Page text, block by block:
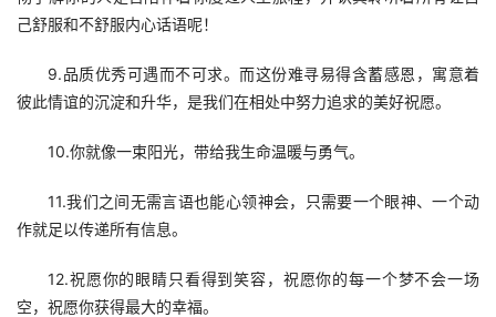
己舒服和不舒服内心话语呢！
9.品质优秀可遇而不可求。而这份难寻易得含蓄感恩，寓意着
彼此情谊的沉淀和升华，是我们在相处中努力追求的美好祝愿。
10.你就像一束阳光，带给我生命温暖与勇气。
11.我们之间无需言语也能心领神会，只需要一个眼神、一个动
作就足以传递所有信息。
12.祝愿你的眼睛只看得到笑容，祝愿你的每一个梦不会一场
空，祝愿你获得最大的幸福。